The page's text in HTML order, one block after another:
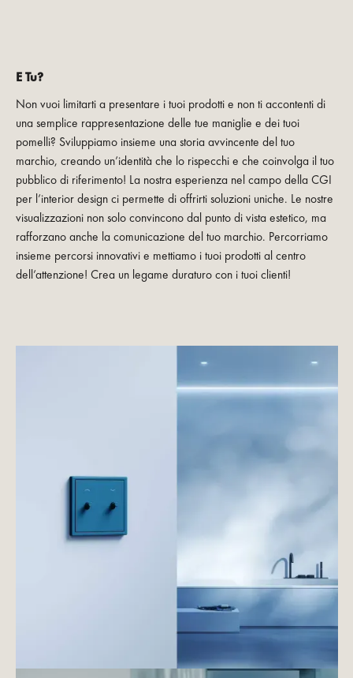
E Tu?
Non vuoi limitarti a presentare i tuoi prodotti e non ti accontenti di
una semplice rappresentazione delle tue maniglie e dei tuoi
pomelli? Sviluppiamo insieme una storia avvincente del tuo
marchio, creando un’identità che lo rispecchi e che coinvolga il tuo
pubblico di riferimento! La nostra esperienza nel campo della CGI
per l’interior design ci permette di offrirti soluzioni uniche. Le nostre
visualizzazioni non solo convincono dal punto di vista estetico, ma
rafforzano anche la comunicazione del tuo marchio. Percorriamo
insieme percorsi innovativi e mettiamo i tuoi prodotti al centro
dell’attenzione! Crea un legame duraturo con i tuoi clienti!